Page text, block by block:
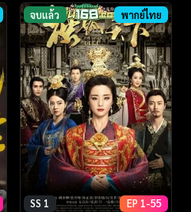
จบแล้ว พากย์ไทย
SS 1 EP 1-55